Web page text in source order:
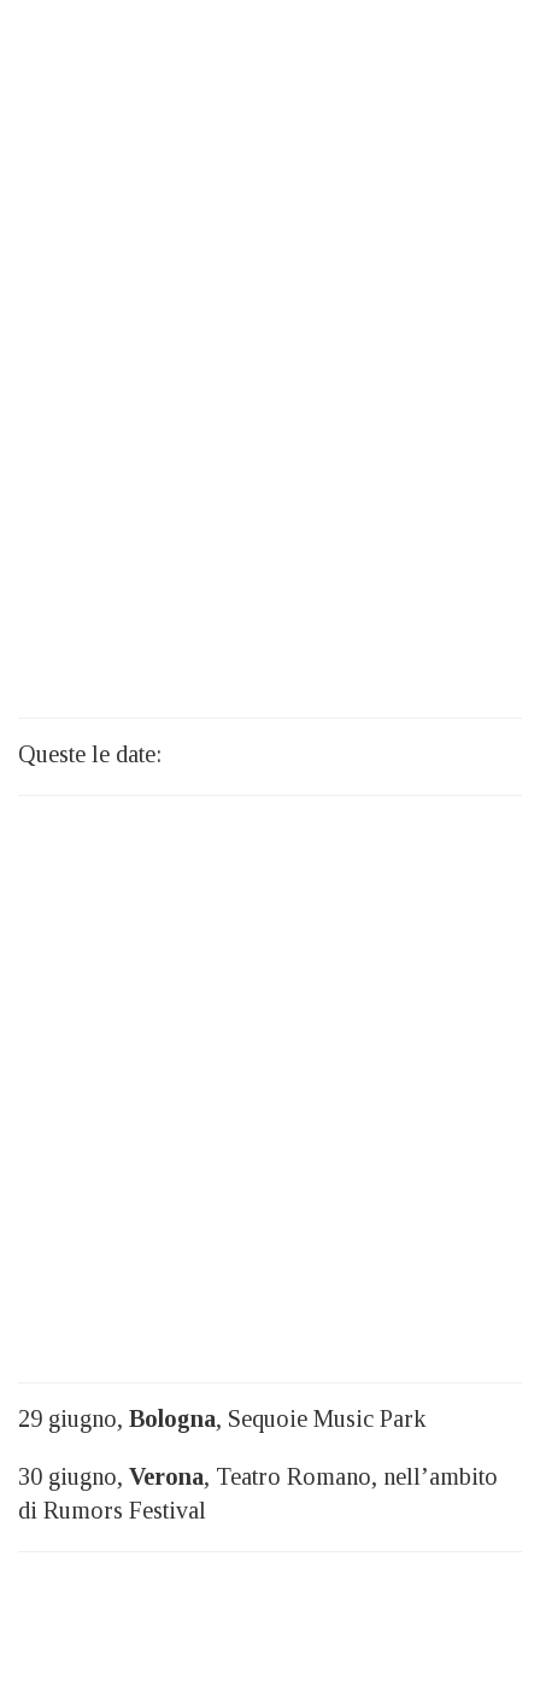
Queste le date:
29 giugno, Bologna, Sequoie Music Park
30 giugno, Verona, Teatro Romano, nell’ambito
di Rumors Festival